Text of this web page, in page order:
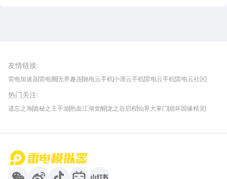
友情链接:
雷电加速器雷电圈无界趣连驰电云手机小滴云手机雷电云手机雷电云社区
我爱vr网华军软件园
热门关注:
遗忘之海诡秘之主手游热血江湖觉醒龙之谷启程仙界大掌门 崩坏因缘精灵
首页
微信
微博 抖音 哔哩哔哩